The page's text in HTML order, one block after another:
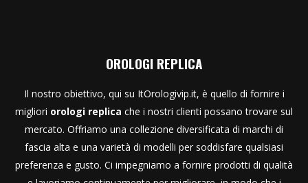
OROLOGI REPLICA
Il nostro obiettivo, qui su ItOrologivip.it, è quello di fornire i
migliori orologi replica che i nostri clienti possano trovare sul
mercato. Offriamo una collezione diversificata di marchi di
fascia alta e una varietà di modelli per soddisfare qualsiasi
preferenza e gusto. Ci impegniamo a fornire prodotti di qualità